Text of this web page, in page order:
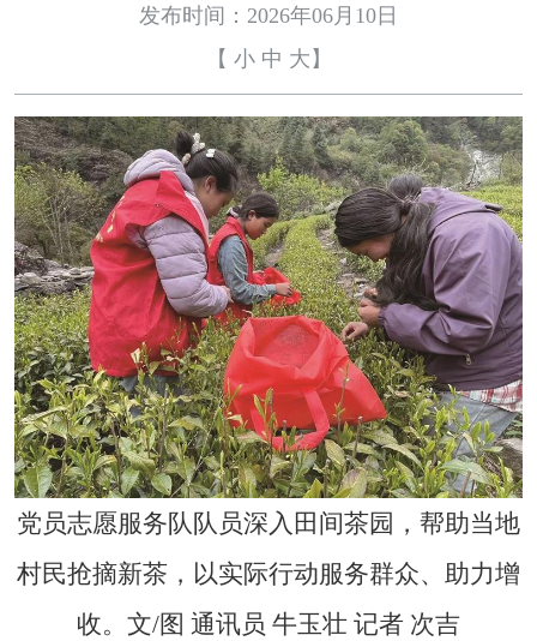
发布时间：2026年06月10日
【 小 中 大 】
党员志愿服务队队员深入田间茶园，帮助当地
村民抢摘新茶，以实际行动服务群众、助力增
收。文/图 通讯员 牛玉壮 记者 次吉